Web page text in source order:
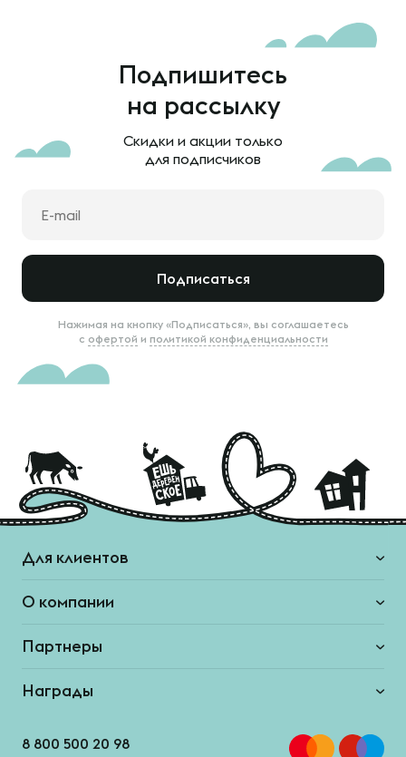
Подпишитесь
на рассылку
Скидки и акции только
для подписчиков
Подписаться
Нажимая на кнопку «Подписаться», вы соглашаетесь
с офертой и политикой конфиденциальности
Для клиентов
О компании
Партнеры
Награды
8 800 500 20 98